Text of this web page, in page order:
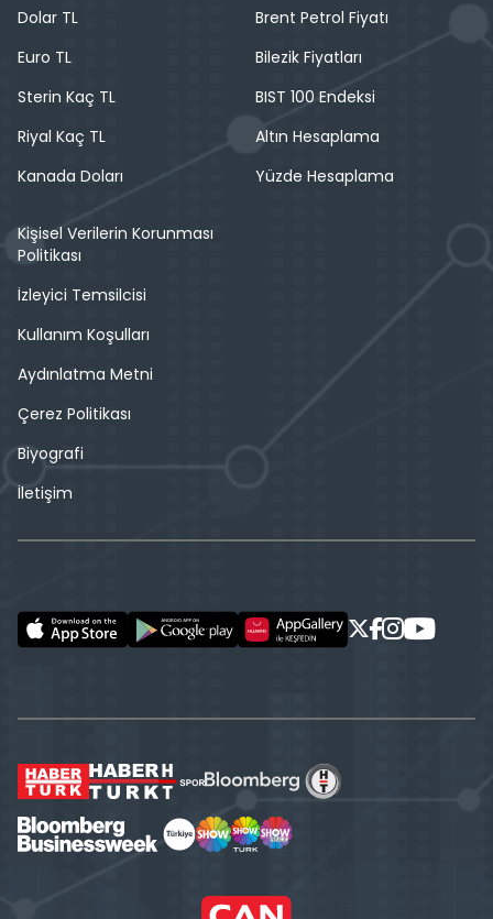
Dolar TL
Euro TL
Sterin Kaç TL
Riyal Kaç TL
Kanada Doları
Brent Petrol Fiyatı
Bilezik Fiyatları
BIST 100 Endeksi
Altın Hesaplama
Yüzde Hesaplama
Kişisel Verilerin Korunması
Politikası
İzleyici Temsilcisi
Kullanım Koşulları
Aydınlatma Metni
Çerez Politikası
Biyografi
İletişim